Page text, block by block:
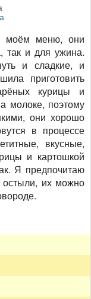
моём меню, они
так и для ужина.
и сладкие, и
приготовить
курицы и
молоке, поэтому
они хорошо
в процессе
вкусные,
и картошкой
Я предпочитаю
их можно